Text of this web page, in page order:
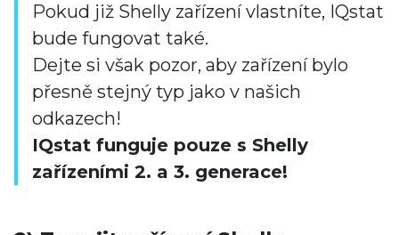
Pokud již Shelly zařízení vlastníte, IQstat
bude fungovat také.
Dejte si však pozor, aby zařízení bylo
přesně stejný typ jako v našich
odkazech!
IQstat funguje pouze s Shelly
zařízeními 2. a 3. generace!